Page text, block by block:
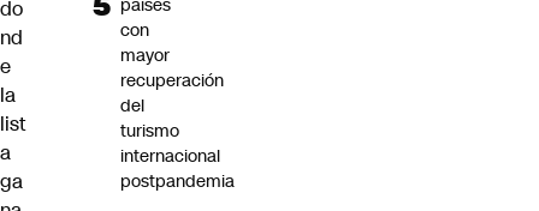
do
nd
e
la
list
a
ga
países
con
mayor
recuperación
del
turismo
internacional
postpandemia